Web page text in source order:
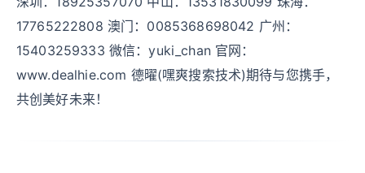
17765222808 澳门：0085368698042 广州：
15403259333 微信：yuki_chan 官网：
www.dealhie.com 德曜(嘿爽搜索技术)期待与您携手，
共创美好未来！